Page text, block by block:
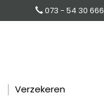
073 - 54 30 666
Verzekeren